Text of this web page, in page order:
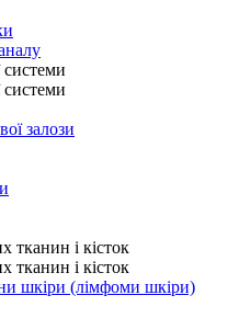
системи
системи
залози
тканин і кісток
тканин і кісток
шкіри (лімфоми шкіри)